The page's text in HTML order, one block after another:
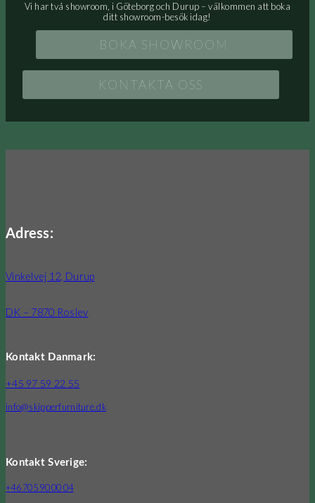
Vi har två showroom, i Göteborg och Durup – välkommen att boka
ditt showroom-besök idag!
BOKA SHOWROOM
KONTAKTA OSS
Adress:
Vinkelvej 12, Durup
DK – 7870 Roslev
Kontakt Danmark:
+45 97 59 22 55
info@skipperfurniture.dk
Kontakt Sverige:
+46 705 90 00 04